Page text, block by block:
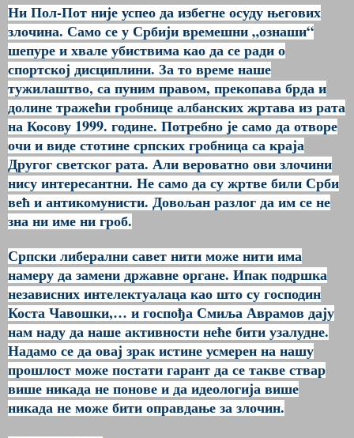
Ни Пол-Пот није успео да избегне осуду његових
злочина. Само се у Србији времешни „ознаши“
шепуре и хвале убиствима као да се ради о
спортској дисциплини. За то време наше
тужилаштво, са пуним правом, прекопава брда и
долине тражећи гробнице албанских жртава из рата
на Косову 1999. године. Потребно је само да отворе
очи и виде стотине српских гробница са краја
Другог светског рата. Али вероватно ови злочини
нису интересантни. Не само да су жртве били Срби
већ и антикомунисти. Довољан разлог да им се не
зна ни име ни гроб.
Српски либерални савет нити може нити има
намеру да замени државне органе. Ипак подршка
независних интелектуалаца као што су господин
Коста Чавошки,… и госпођа Смиља Аврамов дају
нам наду да наше активности неће бити узалудне.
Надамо се да овај зрак истине усмерен на нашу
прошлост може постати гарант да се такве ствар
више никада не понове и да идеологија више
никада не може бити оправдање за злочин.